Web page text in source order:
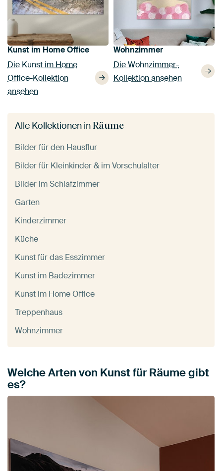
Kunst im Home Office
Die Kunst im Home
Office-Kollektion
ansehen
Wohnzimmer
Die Wohnzimmer-
Kollektion ansehen
Alle Kollektionen in Räume
Bilder für den Hausflur
Bilder für Kleinkinder & im Vorschulalter
Bilder im Schlafzimmer
Garten
Kinderzimmer
Küche
Kunst für das Esszimmer
Kunst im Badezimmer
Kunst im Home Office
Treppenhaus
Wohnzimmer
Welche Arten von Kunst für Räume gibt
es?